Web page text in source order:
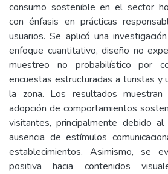
consumo sostenible en el sector
con énfasis en prácticas
usuarios. Se aplicó una
enfoque cuantitativo, diseño no
muestreo no probabilístico por
encuestas estructuradas a turistas y
la zona. Los resultados
adopción de comportamientos
visitantes, principalmente debido
ausencia de estímulos
establecimientos. Asimismo, se
positiva hacia contenidos